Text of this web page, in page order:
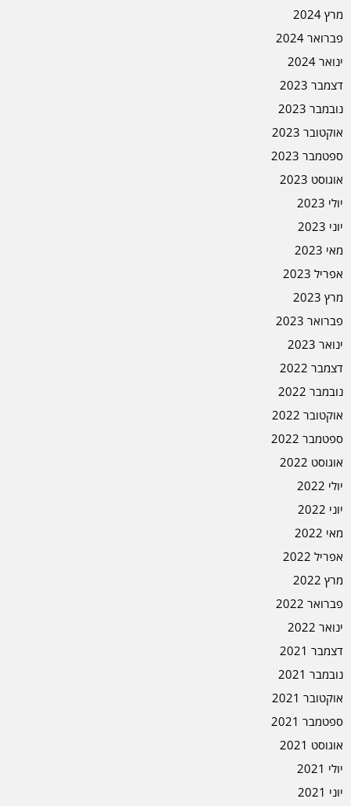
מרץ 2024
פברואר 2024
ינואר 2024
דצמבר 2023
נובמבר 2023
אוקטובר 2023
ספטמבר 2023
אוגוסט 2023
יולי 2023
יוני 2023
מאי 2023
אפריל 2023
מרץ 2023
פברואר 2023
ינואר 2023
דצמבר 2022
נובמבר 2022
אוקטובר 2022
ספטמבר 2022
אוגוסט 2022
יולי 2022
יוני 2022
מאי 2022
אפריל 2022
מרץ 2022
פברואר 2022
ינואר 2022
דצמבר 2021
נובמבר 2021
אוקטובר 2021
ספטמבר 2021
אוגוסט 2021
יולי 2021
יוני 2021